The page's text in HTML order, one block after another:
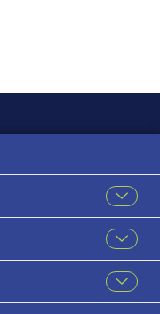
du
de
visé